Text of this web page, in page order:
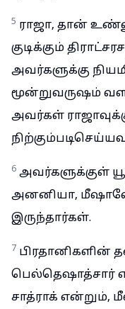
5 ராஜா, தான்
குடிக்கும்
அவர்களுக்கு
மூன்றுவருஷம்
அவர்கள்
6 அவர்களுக்குள்
அனனியா,
இருந்தார்கள்.
7 பிரதானிகளின்
பெல்தெஷாத்சார்
சாத்ராக் என்றும்,